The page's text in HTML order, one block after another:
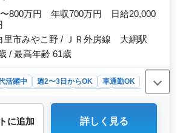
美歯科 ＊訪問診療なし(一部ある場合もご
ざいます) ＊勤務日相談可能 ＊50代、60代
迎 ＊女医歓迎 ＊自費診療経験者、インプ
ント経験者も歓迎 ＊交通費全額支給 ＊社
保険完備 等
〜800万円 年収700万円 日給20,000
里市みやこ野 / ＪＲ外房線 大網駅
/ 最高年齢 61歳
活躍中 週2〜3日からOK
車通勤OK
イト・パート
ト
に追加 詳しく見る